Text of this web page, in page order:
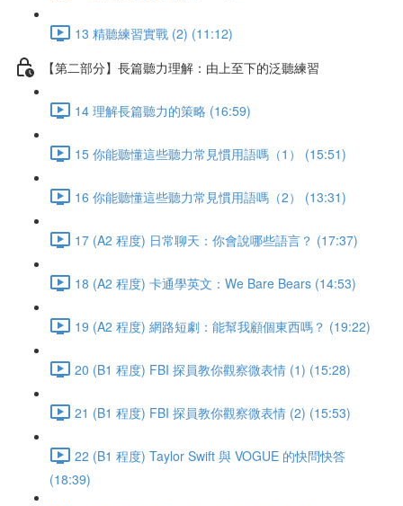
13 精聽練習實戰 (2) (11:12)
【第二部分】長篇聽力理解：由上至下的泛聽練習
14 理解長篇聽力的策略 (16:59)
15 你能聽懂這些聽力常見慣用語嗎（1） (15:51)
16 你能聽懂這些聽力常見慣用語嗎（2） (13:31)
17 (A2 程度) 日常聊天：你會說哪些語言？ (17:37)
18 (A2 程度) 卡通學英文：We Bare Bears (14:53)
19 (A2 程度) 網路短劇：能幫我顧個東西嗎？ (19:22)
20 (B1 程度) FBI 探員教你觀察微表情 (1) (15:28)
21 (B1 程度) FBI 探員教你觀察微表情 (2) (15:53)
22 (B1 程度) Taylor Swift 與 VOGUE 的快問快答
(18:39)